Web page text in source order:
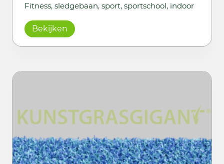
Fitness, sledgebaan, sport, sportschool, indoor
Bekijken